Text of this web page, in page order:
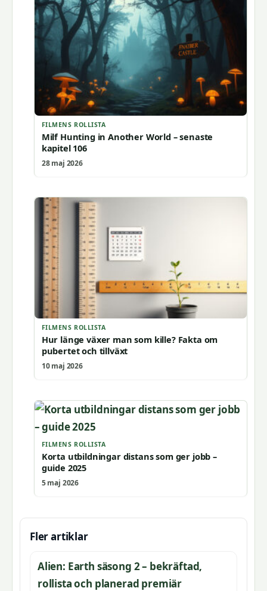
FILMENS ROLLISTA
Milf Hunting in Another World – senaste
kapitel 106
28 maj 2026
FILMENS ROLLISTA
Hur länge växer man som kille? Fakta om
pubertet och tillväxt
10 maj 2026
FILMENS ROLLISTA
Korta utbildningar distans som ger jobb –
guide 2025
5 maj 2026
Fler artiklar
Alien: Earth säsong 2 – bekräftad,
rollista och planerad premiär